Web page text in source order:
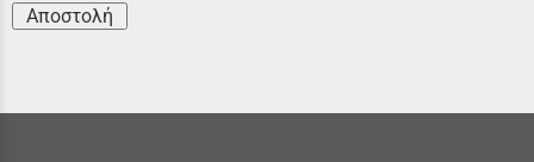
Αποστολή